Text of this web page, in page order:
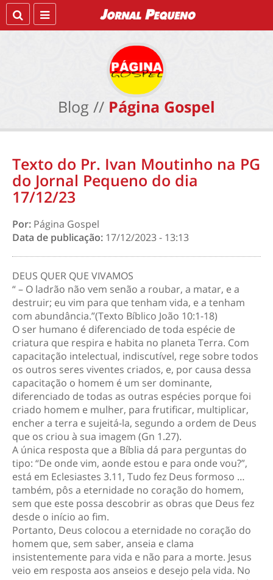
Blog // Página Gospel
Texto do Pr. Ivan Moutinho na PG
do Jornal Pequeno do dia
17/12/23
Por: Página Gospel
Data de publicação: 17/12/2023 - 13:13
DEUS QUER QUE VIVAMOS
“ – O ladrão não vem senão a roubar, a matar, e a
destruir; eu vim para que tenham vida, e a tenham
com abundância.”(Texto Bíblico João 10:1-18)
O ser humano é diferenciado de toda espécie de
criatura que respira e habita no planeta Terra. Com
capacitação intelectual, indiscutível, rege sobre todos
os outros seres viventes criados, e, por causa dessa
capacitação o homem é um ser dominante,
diferenciado de todas as outras espécies porque foi
criado homem e mulher, para frutificar, multiplicar,
encher a terra e sujeitá-la, segundo a ordem de Deus
que os criou à sua imagem (Gn 1.27).
A única resposta que a Bíblia dá para perguntas do
tipo: “De onde vim, aonde estou e para onde vou?”,
está em Eclesiastes 3.11, Tudo fez Deus formoso …
também, pôs a eternidade no coração do homem,
sem que este possa descobrir as obras que Deus fez
desde o início ao fim.
Portanto, Deus colocou a eternidade no coração do
homem que, sem saber, anseia e clama
insistentemente para vida e não para a morte. Jesus
veio em resposta aos anseios e desejo pela vida. No